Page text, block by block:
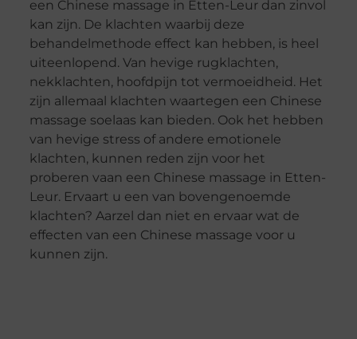
een Chinese massage in Etten-Leur dan zinvol
kan zijn. De klachten waarbij deze
behandelmethode effect kan hebben, is heel
uiteenlopend. Van hevige rugklachten,
nekklachten, hoofdpijn tot vermoeidheid. Het
zijn allemaal klachten waartegen een Chinese
massage soelaas kan bieden. Ook het hebben
van hevige stress of andere emotionele
klachten, kunnen reden zijn voor het
proberen vaan een Chinese massage in Etten-
Leur. Ervaart u een van bovengenoemde
klachten? Aarzel dan niet en ervaar wat de
effecten van een Chinese massage voor u
kunnen zijn.